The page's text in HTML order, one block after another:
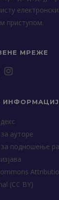
приступом.
МРЕЖЕ
ауторе
за подношење
(CC BY)